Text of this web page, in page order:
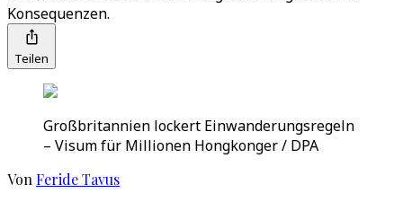
Konsequenzen.
Teilen
Großbritannien lockert Einwanderungsregeln
– Visum für Millionen Hongkonger / DPA
Von Feride Tavus